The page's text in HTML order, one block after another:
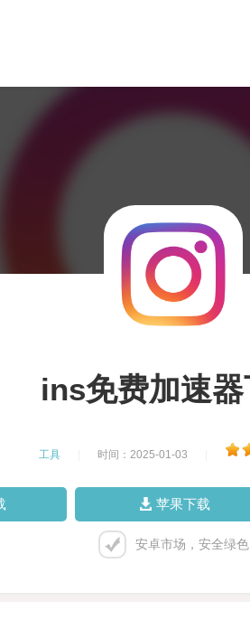
ins免费加速
工具 时间：2025-01-03
苹果下载
安卓市场，安全绿色